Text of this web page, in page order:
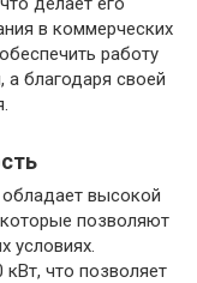
в коммерческих
работу
благодаря своей
обладает высокой
позволяют
условиях.
что позволяет